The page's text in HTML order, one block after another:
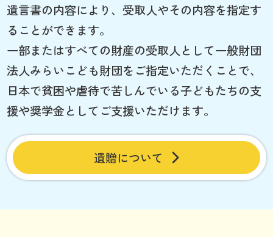
遺言書の内容により、受取人やその内容を指定す
ることができます。
一部またはすべての財産の受取人として一般財団
法人みらいこども財団をご指定いただくことで、
日本で貧困や虐待で苦しんでいる子どもたちの支
援や奨学金としてご支援いただけます。
遺贈について